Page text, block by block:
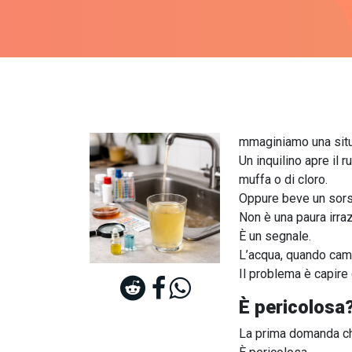
mmaginiamo una
Un inquilino apre il
muffa o di cloro.
Oppure beve un
Non è una paura
È un segnale.
L’acqua, quando
Il problema è capire
È
La prima domanda